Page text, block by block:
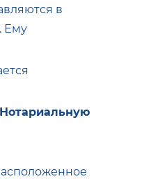
в
Ему
Нотариальную